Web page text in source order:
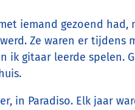
iemand gezoend had,
Ze waren er tijdens
ik gitaar leerde spelen.
in Paradiso. Elk jaar